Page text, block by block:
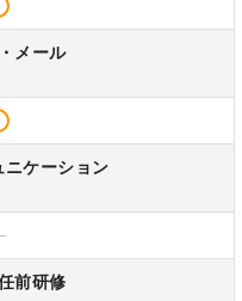
メール
ニケーション
前研修